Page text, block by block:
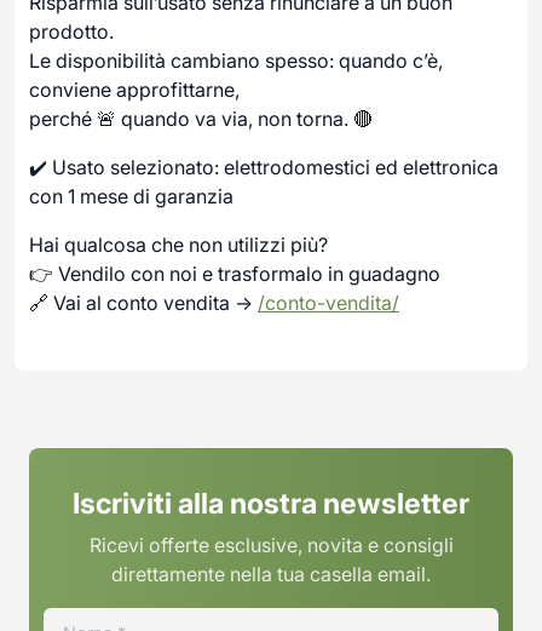
prodotto.
Le disponibilità cambiano spesso: quando c’è,
conviene approfittarne,
perché 🚨 quando va via, non torna. 🔴
✔️ Usato selezionato: elettrodomestici ed elettronica
con 1 mese di garanzia
Hai qualcosa che non utilizzi più?
👉 Vendilo con noi e trasformalo in guadagno
🔗 Vai al conto vendita → /conto-vendita/
Iscriviti alla nostra newsletter
Ricevi offerte esclusive, novita e consigli
direttamente nella tua casella email.